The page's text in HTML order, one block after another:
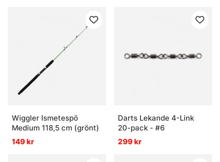
Vad är en balanspirk?
Vad är ett isolerat pop-up-tält?
Wiggler Ismetespö
Medium 118,5 cm (grönt)
149 kr
Darts Lekande 4-Link
20-pack - #6
299 kr